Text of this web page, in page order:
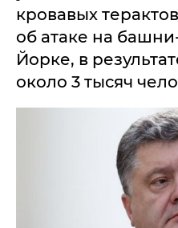
кровавых
об атаке на
Йорке, в
около 3 тысяч